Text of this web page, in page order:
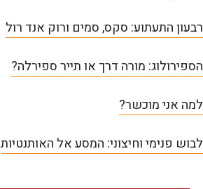
רבעון התעתוע: סקס, סמים ורוק אנד רול
הספירולוג: מורה דרך או תייר ספירלה?
למה אני מוכשר?
לבוש פנימי וחיצוני: המסע אל האותנטיות